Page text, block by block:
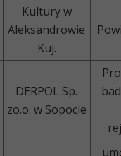
Kultury w
Aleksandrowie
Kuj.
DERPOL Sp.
zo.o. w Sopocie